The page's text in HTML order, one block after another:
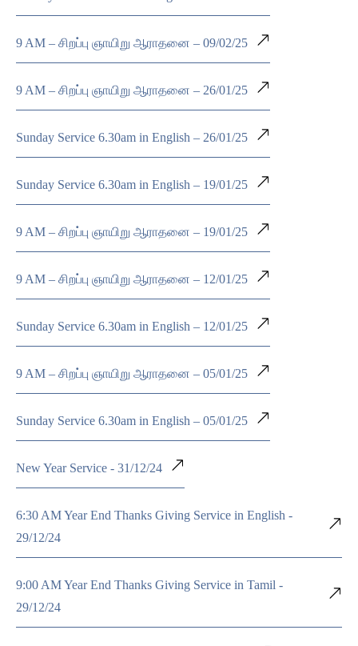
9 AM – சிறப்பு ஞாயிறு ஆராதனை – 09/02/25
9 AM – சிறப்பு ஞாயிறு ஆராதனை – 26/01/25
Sunday Service 6.30am in English – 26/01/25
Sunday Service 6.30am in English – 19/01/25
9 AM – சிறப்பு ஞாயிறு ஆராதனை – 19/01/25
9 AM – சிறப்பு ஞாயிறு ஆராதனை – 12/01/25
Sunday Service 6.30am in English – 12/01/25
9 AM – சிறப்பு ஞாயிறு ஆராதனை – 05/01/25
Sunday Service 6.30am in English – 05/01/25
New Year Service - 31/12/24
6:30 AM Year End Thanks Giving Service in English -
29/12/24
9:00 AM Year End Thanks Giving Service in Tamil -
29/12/24